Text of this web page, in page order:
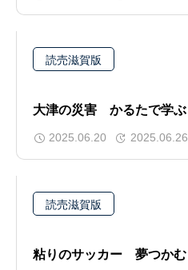
読売滋賀版
大津の災害 かるたで学ぶ
2025.06.20 2025.06.26
読売滋賀版
粘りのサッカー 夢つかむ